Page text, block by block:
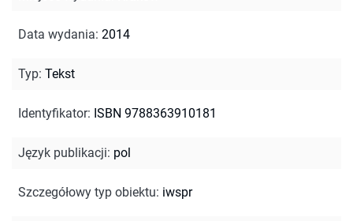
Data wydania: 2014
Typ: Tekst
Identyfikator: ISBN 9788363910181
Język publikacji: pol
Szczegółowy typ obiektu: iwspr